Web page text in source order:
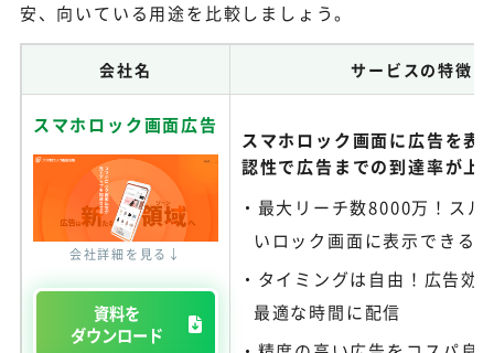
安、向いている用途を比較しましょう。
会社名 サービスの特徴
スマホロック画面広告
会社詳細を見る↓
資料を
ダウンロード
スマホロック画面に広告を表
認性で広告までの到達率が上
最大リーチ数8000万！スル
いロック画面に表示できる
タイミングは自由！広告効
最適な時間に配信